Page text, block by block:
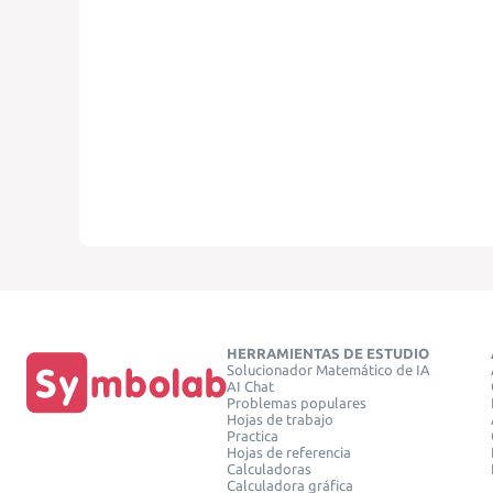
HERRAMIENTAS DE ESTUDIO
Solucionador Matemático de IA
AI Chat
Problemas populares
Hojas de trabajo
Practica
Hojas de referencia
Calculadoras
Calculadora gráfica